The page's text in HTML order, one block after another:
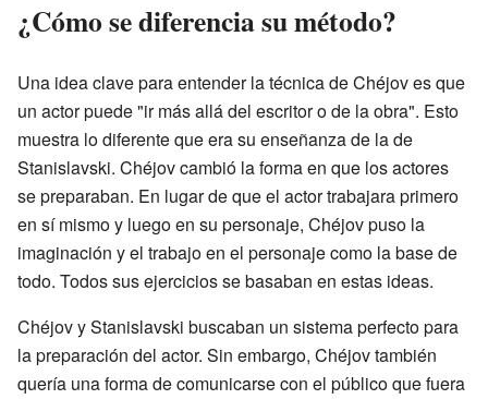
¿Cómo se diferencia su método?
Una idea clave para entender la técnica de Chéjov es que
un actor puede "ir más allá del escritor o de la obra". Esto
muestra lo diferente que era su enseñanza de la de
Stanislavski. Chéjov cambió la forma en que los actores
se preparaban. En lugar de que el actor trabajara primero
en sí mismo y luego en su personaje, Chéjov puso la
imaginación y el trabajo en el personaje como la base de
todo. Todos sus ejercicios se basaban en estas ideas.
Chéjov y Stanislavski buscaban un sistema perfecto para
la preparación del actor. Sin embargo, Chéjov también
quería una forma de comunicarse con el público que fuera